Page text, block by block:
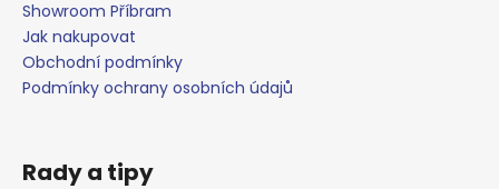
Showroom Příbram
Jak nakupovat
Obchodní podmínky
Podmínky ochrany osobních údajů
Rady a tipy